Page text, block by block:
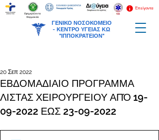
ΓΕΝΙΚΟ ΝΟΣΟΚΟΜΕΙΟ
- ΚΕΝΤΡΟ ΥΓΕΙΑΣ ΚΩ
"ΙΠΠΟΚΡΑΤΕΙΟΝ"
Επείγοντα
Εφημερεύοντα
Φαρμακεία
ΕΒΔΟΜΑΔΙΑΙΟ ΠΡΟΓΡΑΜΜΑ
ΛΙΣΤΑΣ ΧΕΙΡΟΥΡΓΕΙΟΥ ΑΠΌ 19-
09-2022 ΕΩΣ 23-09-2022
20 Σεπ 2022